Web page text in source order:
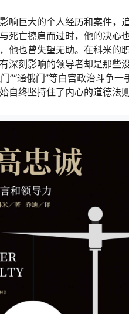
响巨大的个人经历和案件，
死亡擦肩而过时，他的决心
他也曾失望无助。在科米的
深刻影响的领导者却是那些
”“通俄门”等白宫政治斗争
终坚持住了内心的道德法